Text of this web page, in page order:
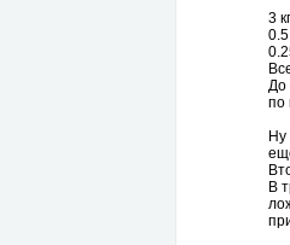
3
0.5
До
по
Ну
В